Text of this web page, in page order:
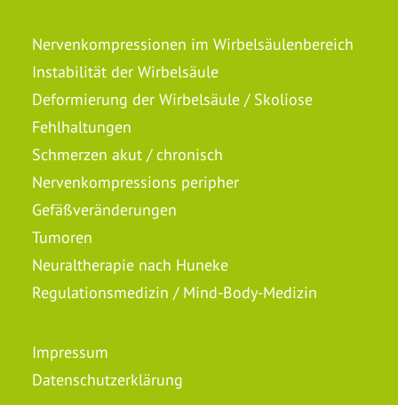
Nervenkompressionen im Wirbelsäulenbereich
Instabilität der Wirbelsäule
Deformierung der Wirbelsäule / Skoliose
Fehlhaltungen
Schmerzen akut / chronisch
Nervenkompressions peripher
Gefäßveränderungen
Tumoren
Neuraltherapie nach Huneke
Regulationsmedizin / Mind-Body-Medizin
Impressum
Datenschutzerklärung